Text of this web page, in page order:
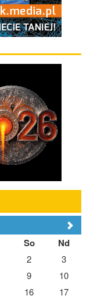
So Nd
2
3
9
10
16
17